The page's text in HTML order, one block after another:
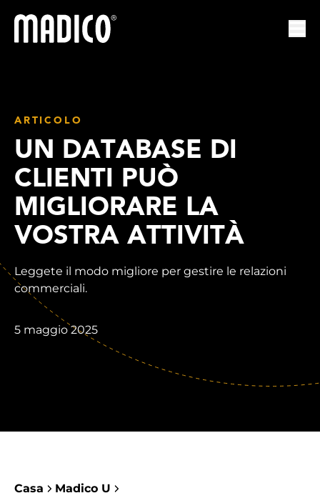
Madico
ARTICOLO
UN DATABASE DI
CLIENTI PUÒ
MIGLIORARE LA
VOSTRA ATTIVITÀ
Leggete il modo migliore per gestire le relazioni
commerciali.
5 maggio 2025
Casa
Madico U